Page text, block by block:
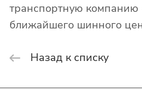
транспортную компанию
ближайшего шинного
Назад к списку